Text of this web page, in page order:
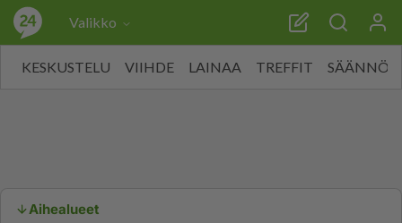
Valikko
KESKUSTELU VIIHDE LAINAA TREFFIT SÄÄNNÖT
Aihealueet